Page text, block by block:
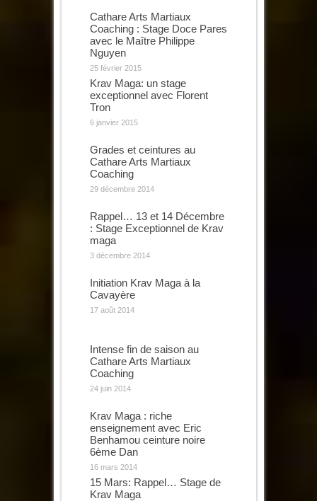
Cathare Arts Martiaux
Coaching : Stage Doce Pares
avec le Maître Philippe
Nguyen
25 février 2015
Krav Maga: un stage
exceptionnel avec Florent
Tron
6 janvier 2015
Grades et ceintures au
Cathare Arts Martiaux
Coaching
29 décembre 2014
Rappel… 13 et 14 Décembre
: Stage Exceptionnel de Krav
maga
3 décembre 2014
Initiation Krav Maga à la
Cavayère
17 août 2014
Intense fin de saison au
Cathare Arts Martiaux
Coaching
24 juin 2014
Krav Maga : riche
enseignement avec Eric
Benhamou ceinture noire
6ème Dan
16 mars 2014
15 Mars: Rappel… Stage de
Krav Maga